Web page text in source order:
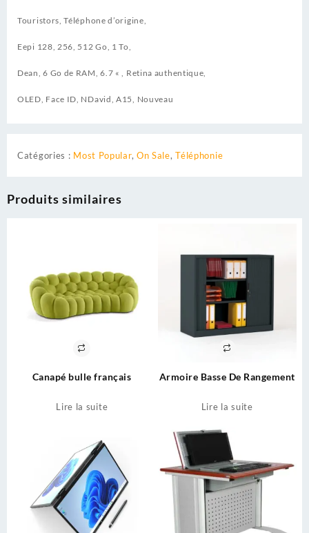
Touristors, Téléphone d’origine,
Eepi 128, 256, 512 Go, 1 To,
Dean, 6 Go de RAM, 6.7 « , Retina authentique,
OLED, Face ID, NDavid, A15, Nouveau
Catégories : Most Popular, On Sale,Téléphonie
Produits similaires
Canapé bulle français
Lire la suite
Armoire Basse De Rangement
Lire la suite